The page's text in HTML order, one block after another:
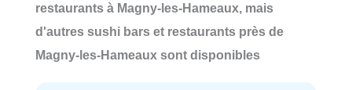
restaurants à Magny-les-Hameaux, mais
d'autres sushi bars et restaurants près de
Magny-les-Hameaux sont disponibles